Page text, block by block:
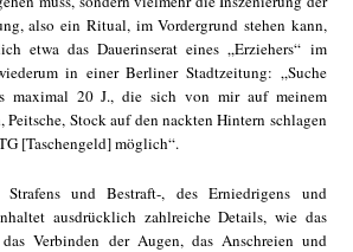
also ein Ritual, im Vordergrund stehen kann,
etwa das Dauerinserat eines „Erziehers“ im
in einer Berliner Stadtzeitung: „Suche
20 J., die sich von mir auf meinem
Peitsche, Stock auf den nackten Hintern schlagen
[Taschengeld] möglich“.
und Bestraft-, des Erniedrigens und
ausdrücklich zahlreiche Details, wie das
Verbinden der Augen, das Anschreien und